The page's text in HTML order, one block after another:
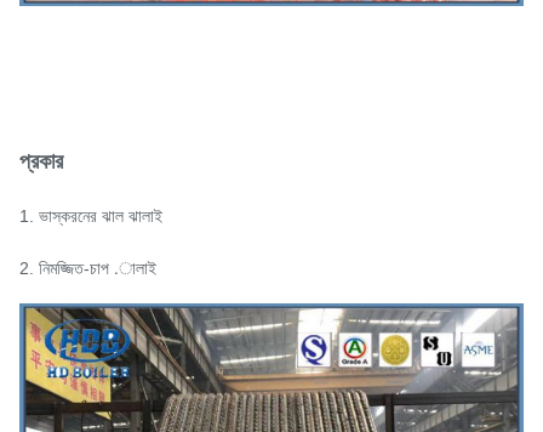
প্রকার
1. ভাস্করনের ঝাল ঝালাই
2. নিমজ্জিত-চাপ .ালাই